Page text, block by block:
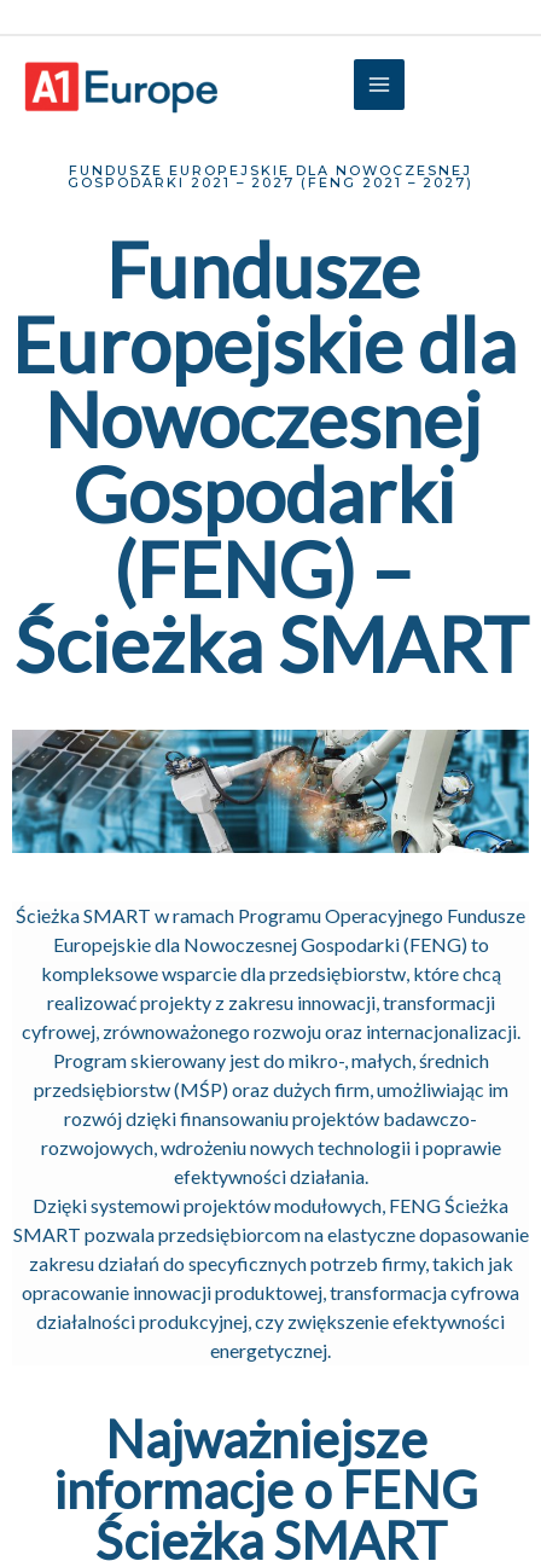
FUNDUSZE EUROPEJSKIE DLA NOWOCZESNEJ
GOSPODARKI 2021 – 2027 (FENG 2021 – 2027)
Fundusze
Europejskie dla
Nowoczesnej
Gospodarki
(FENG) –
Ścieżka SMART
Ścieżka SMART w ramach Programu Operacyjnego Fundusze
Europejskie dla Nowoczesnej Gospodarki (FENG) to
kompleksowe wsparcie dla przedsiębiorstw, które chcą
realizować projekty z zakresu innowacji, transformacji
cyfrowej, zrównoważonego rozwoju oraz internacjonalizacji.
Program skierowany jest do mikro-, małych, średnich
przedsiębiorstw (MŚP) oraz dużych firm, umożliwiając im
rozwój dzięki finansowaniu projektów badawczo-
rozwojowych, wdrożeniu nowych technologii i poprawie
efektywności działania.
Dzięki systemowi projektów modułowych, FENG Ścieżka
SMART pozwala przedsiębiorcom na elastyczne dopasowanie
zakresu działań do specyficznych potrzeb firmy, takich jak
opracowanie innowacji produktowej, transformacja cyfrowa
działalności produkcyjnej, czy zwiększenie efektywności
energetycznej.
Najważniejsze
informacje o FENG
Ścieżka SMART